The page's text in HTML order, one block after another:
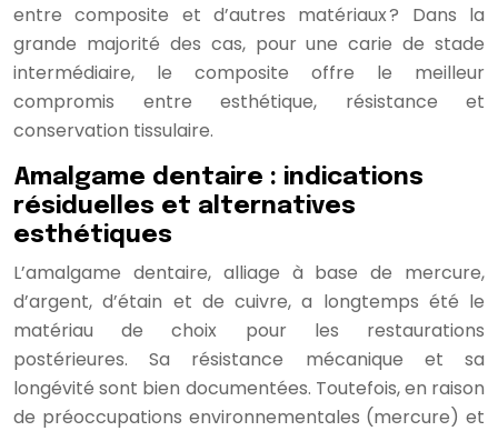
entre composite et d’autres matériaux ? Dans la
grande majorité des cas, pour une carie de stade
intermédiaire, le composite offre le meilleur
compromis entre esthétique, résistance et
conservation tissulaire.
Amalgame dentaire : indications
résiduelles et alternatives
esthétiques
L’amalgame dentaire, alliage à base de mercure,
d’argent, d’étain et de cuivre, a longtemps été le
matériau de choix pour les restaurations
postérieures. Sa résistance mécanique et sa
longévité sont bien documentées. Toutefois, en raison
de préoccupations environnementales (mercure) et